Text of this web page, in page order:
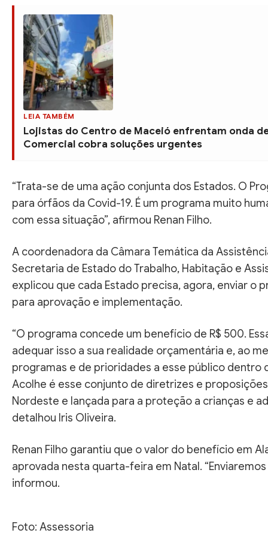
LEIA TAMBÉM
Lojistas do Centro de Maceió enfrentam onda
Comercial cobra soluções urgentes
“Trata-se de uma ação conjunta dos Estados. O
para órfãos da Covid-19. É um programa muito
com essa situação”, afirmou Renan Filho.
A coordenadora da Câmara Temática da
Secretaria de Estado do Trabalho, Habitação e
explicou que cada Estado precisa, agora, enviar o
para aprovação e implementação.
“O programa concede um benefício de R$ 500.
adequar isso a sua realidade orçamentária e, ao
programas e de prioridades a esse público
Acolhe é esse conjunto de diretrizes e
Nordeste e lançada para a proteção a crianças e
detalhou Iris Oliveira.
Renan Filho garantiu que o valor do benefício em
aprovada nesta quarta-feira em Natal.
informou.
Foto: Assessoria